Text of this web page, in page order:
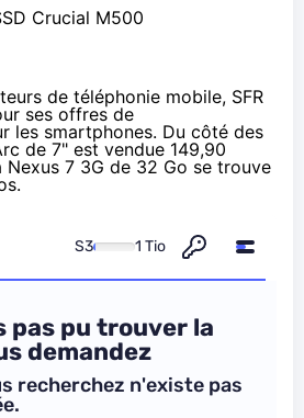
de téléphonie mobile, SFR
ses offres de
les smartphones. Du côté des
de 7" est vendue 149,90
Nexus 7 3G de 32 Go se trouve
.